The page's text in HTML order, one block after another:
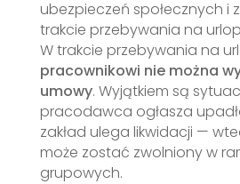
ubezpieczeń społecznych i
trakcie przebywania na
W trakcie przebywania na
pracownikowi nie można
umowy. Wyjątkiem są
pracodawca ogłasza
zakład ulega likwidacji —
może zostać zwolniony w
grupowych.